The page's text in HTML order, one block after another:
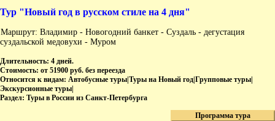
Тур "Новый год в русском стиле на 4 дня"
Маршрут: Владимир - Новогодний банкет - Суздаль - дегустация
суздальской медовухи - Муром
Длительность: 4 дней.
Стоимость: от 51900 руб. без переезда
Относится к видам: Автобусные туры|Туры на Новый год|Групповые туры|
Экскурсионные туры|
Раздел: Туры в России из Санкт-Петербурга
Программа тура